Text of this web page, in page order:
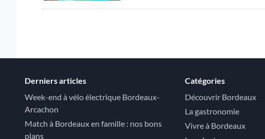
Derniers articles
Week-end à vélo électrique Bordeaux-
Arcachon
Match à Bordeaux en famille : nos bons
plans
Catégories
Découvrir Bordeaux
La gastronomie
Vivre à Bordeaux